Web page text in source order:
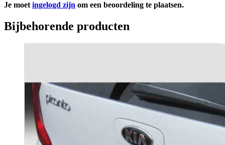
Je moet ingelogd zijn om een beoordeling te plaatsen.
Bijbehorende producten